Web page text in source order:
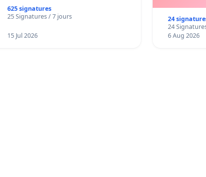
625 signatures
25 Signatures / 7 jours
15 Jul 2026
24
24
6 Aug 2026